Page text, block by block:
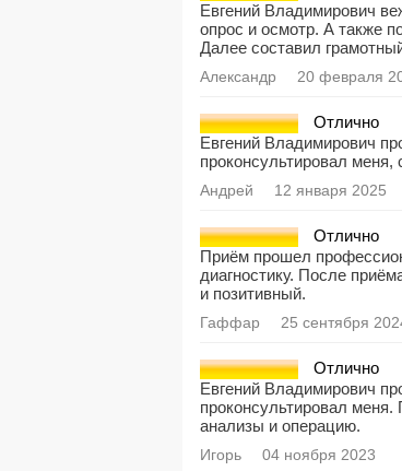
Евгений Владимирович
опрос и осмотр. А также
Далее составил
Александр 20 февраля
Отлично
Евгений Владимирович
проконсультировал
Андрей 12 января 2025
Отлично
Приём прошел
диагностику. После
и позитивный.
Гаффар 25 сентября
Отлично
Евгений Владимирович
проконсультировал меня.
анализы и операцию.
Игорь 04 ноября 2023